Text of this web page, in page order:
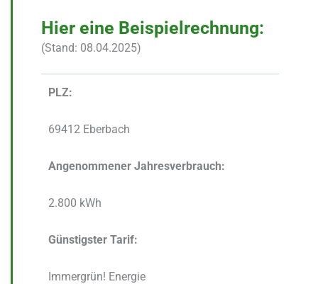
Hier eine Beispielrechnung:
(Stand: 08.04.2025)
PLZ:
69412 Eberbach
Angenommener Jahresverbrauch:
2.800 kWh
Günstigster Tarif:
Immergrün! Energie